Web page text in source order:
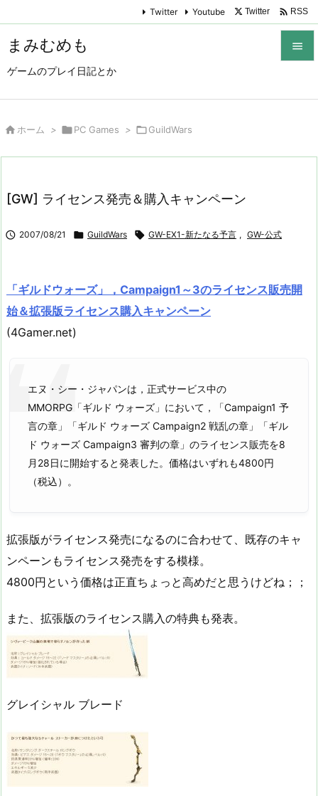
まみむめも
ゲームのプレイ日記とか

Twitter Youtube Twitter  RSS
 ホーム > PC Games > GuildWars
[GW] ライセンス発売＆購入キャンペーン
 2007/08/21  GuildWars  GW-EX1-新たなる予言 , GW-公式
「ギルドウォーズ」，Campaign1～3のライセンス販売開
始＆拡張版ライセンス購入キャンペーン
(4Gamer.net)
エヌ・シー・ジャパンは，正式サービス中の
MMORPG「ギルド ウォーズ」において，「Campaign1 予
言の章」「ギルド ウォーズ Campaign2 戦乱の章」「ギル
ド ウォーズ Campaign3 審判の章」のライセンス販売を8
月28日に開始すると発表した。価格はいずれも4800円
（税込）。
拡張版がライセンス発売になるのに合わせて、既存のキャ
ンペーンもライセンス発売をする模様。
4800円という価格は正直ちょっと高めだと思うけどね；；
また、拡張版のライセンス購入の特典も発表。
グレイシャル ブレード